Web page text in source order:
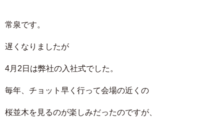
常泉です。
遅くなりましたが
4月2日は弊社の入社式でした。
毎年、チョット早く行って会場の近くの
桜並木を見るのが楽しみだったのですが、